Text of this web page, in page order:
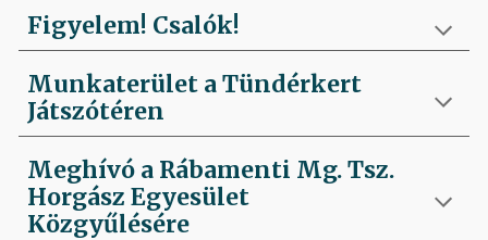
Figyelem! Csalók!
Munkaterület a Tündérkert
Játszótéren
Meghívó a Rábamenti Mg. Tsz.
Horgász Egyesület
Közgyűlésére